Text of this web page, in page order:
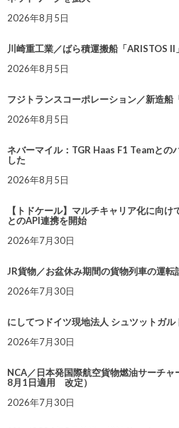
2026年8月5日
川崎重工業／ばら積運搬船「ARISTOS II
2026年8月5日
フジトランスコーポレーション／新造船
2026年8月5日
ネバーマイル：TGR Haas F1 Teamとの
した
2026年8月5日
【トドケール】マルチキャリア化に向
とのAPI連携を開始
2026年7月30日
JR貨物／お盆休み期間の貨物列車の運転
2026年7月30日
にしてつドイツ現地法人 シュツットガ
2026年7月30日
NCA／日本発国際航空貨物燃油サーチ
8月1日適用 改定）
2026年7月30日